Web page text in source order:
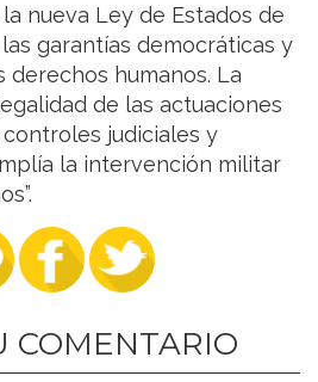
nueva Ley de Estados de
garantías democráticas y
humanos. La
de las actuaciones
judiciales y
la intervención militar
COMENTARIO